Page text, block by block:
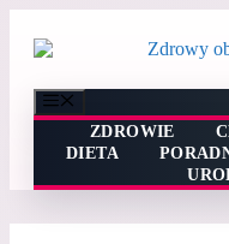
treści
ZDROWIE
DIETA